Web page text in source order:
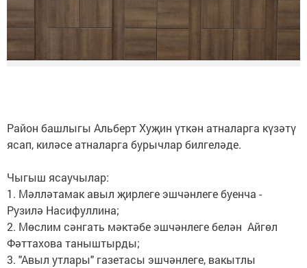
Район башлыгы Альберт Хуҗин үткән атналарга күзәтү
ясап, киләсе атналарга бурычлар билгеләде.
Чыгыш ясаучылар:
1. Мәлләтамак авыл җирлеге эшчәнлеге буенча -
Рузилә Насифуллина;
2. Мөслим сәнгать мәктәбе эшчәнлеге белән Айгөл
Фәттахова таныштырды;
3. "Авыл утлары" газетасы эшчәнлеге, вакытлы